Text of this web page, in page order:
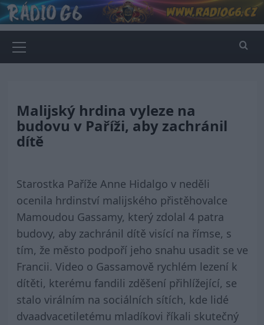
Skip
to
content
Menu
Malijský hrdina vyleze na
budovu v Paříži, aby zachránil
dítě
Starostka Paříže Anne Hidalgo v neděli
ocenila hrdinství malijského přistěhovalce
Mamoudou Gassamy, který zdolal 4 patra
budovy, aby zachránil dítě visící na římse, s
tím, že město podpoří jeho snahu usadit se ve
Francii. Video o Gassamově rychlém lezení k
dítěti, kterému fandili zděšení přihlížející, se
stalo virálním na sociálních sítích, kde lidé
dvaadvacetiletému mladíkovi říkali skutečný